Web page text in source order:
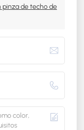
pinza de techo de